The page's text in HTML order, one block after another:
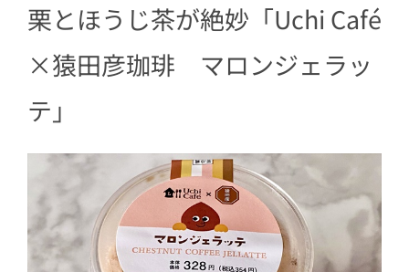
栗とほうじ茶が絶妙「Uchi Café
×猿田彦珈琲 マロンジェラッ
テ」